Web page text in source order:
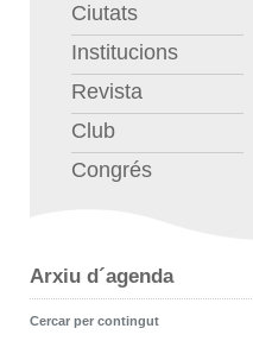
Ciutats
Institucions
Revista
Club
Congrés
Arxiu d´agenda
Cercar per contingut